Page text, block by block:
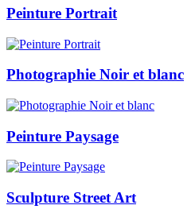
Peinture Portrait
Photographie Noir et blanc
Peinture Paysage
Sculpture Street Art